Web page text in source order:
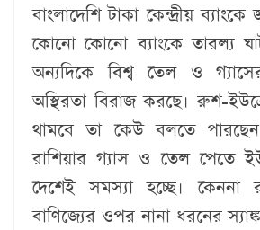
বাংলাদেশি টাকা কেন্দ্রীয়
কোনো কোনো ব্যাংকে তারল্য
অন্যদিকে বিশ্ব তেল ও
অস্থিরতা বিরাজ করছে। রুশ-
থামবে তা কেউ বলতে
রাশিয়ার গ্যাস ও তেল পেতে
দেশেই সমস্যা হচ্ছে। কেননা
বাণিজ্যের ওপর নানা ধরনের